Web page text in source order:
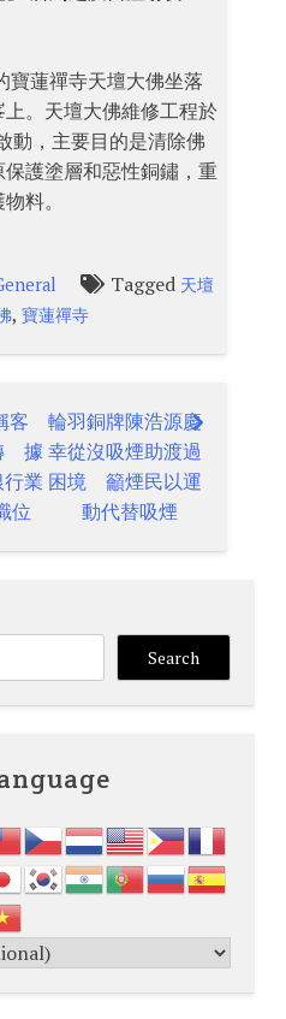
寶蓮禪寺天壇大佛坐落
。天壇大佛維修工程於
動，主要目的是清除佛
護塗層和惡性銅鏽，重
料。
Tagged 天壇
,寶蓮禪寺
客
據
業
位
輪羽銅牌陳浩源慶
幸從沒吸煙助渡過
困境 籲煙民以運
動代替吸煙
Search